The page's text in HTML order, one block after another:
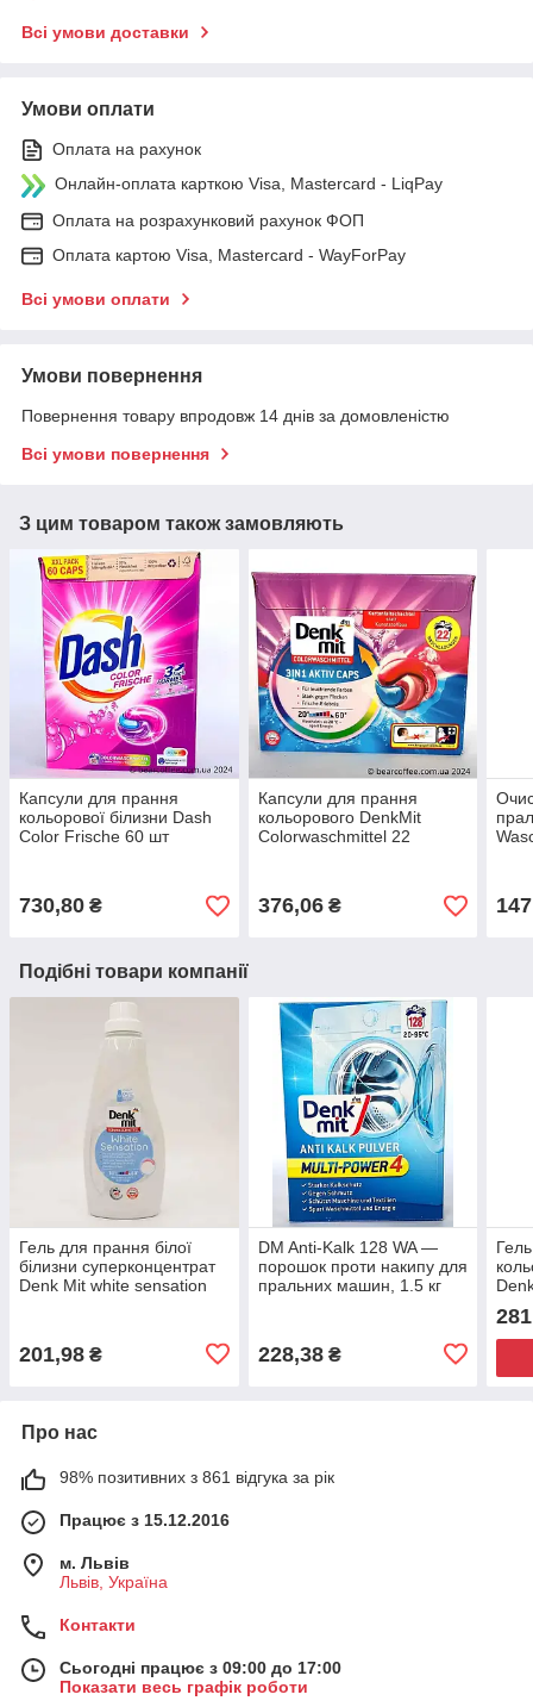
Всі умови доставки
Умови оплати
Оплата на рахунок
Онлайн-оплата карткою Visa, Mastercard - LiqPay
Оплата на розрахунковий рахунок ФОП
Оплата картою Visa, Mastercard - WayForPay
Всі умови оплати
Умови повернення
Повернення товару впродовж 14 днів за домовленістю
Всі умови повернення
З цим товаром також замовляють
Капсули для прання
кольорової білизни Dash
Color Frische 60 шт
730,80 ₴
Капсули для прання
кольорового DenkMit
Colorwaschmittel 22
376,06₴
Подібні товари компанії
Гель для прання білої
білизни суперконцентрат
Denk Mit white sensation
201,98 ₴
DM Anti-Kalk 128 WA —
порошок проти накипу для
пральних машин, 1.5 кг
228,38₴
1,1л
Про нас
98% позитивних з 861 відгука за рік
Працює з 15.12.2016
м. Львів
Львів, Україна
Контакти
Сьогодні працює з 09:00 до 17:00
Показати весь графік роботи